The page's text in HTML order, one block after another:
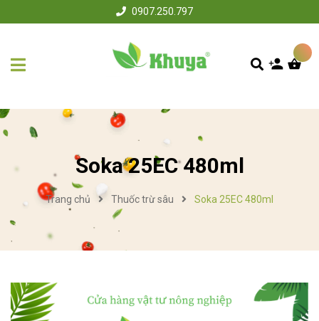
0907.250.797
Soka 25EC 480ml
Trang chủ Thuốc trừ sâu Soka 25EC 480ml